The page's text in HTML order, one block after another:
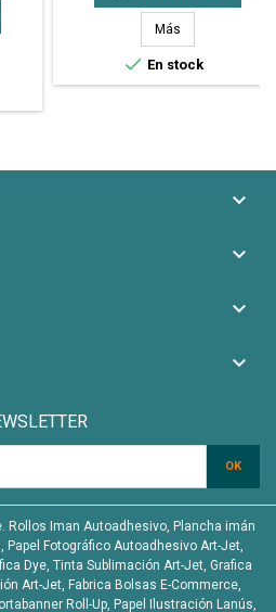
Más
 En stock




Rollos Iman Autoadhesivo, Plancha imán
Papel Fotográfico Autoadhesivo Art-Jet,
Dye, Tinta Sublimación Art-Jet, Grafica
Art-Jet, Fabrica Bolsas E-Commerce,
Roll-Up, Papel Ilustración Lanús,